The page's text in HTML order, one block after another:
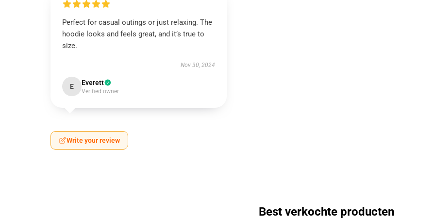
Perfect for casual outings or just relaxing. The
hoodie looks and feels great, and it’s true to
size.
Nov 30, 2024
E Everett
Verified owner
Write your review
Best verkochte producten